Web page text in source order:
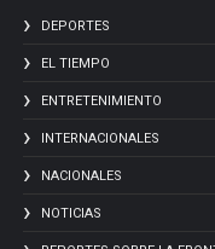
DEPORTES
EL TIEMPO
ENTRETENIMIENTO
INTERNACIONALES
NACIONALES
NOTICIAS